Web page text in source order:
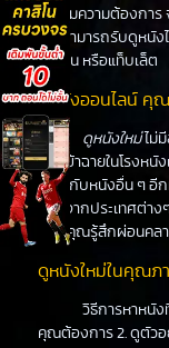
ได้ตามความต้องการ
คุณสามารถรับดูหนัง
ร์ทโฟน หรือแท็บเล็ต
ดูหนังออนไลน์ คุ
ดูหนังใหม่ไม่มี
ที่จะเข้าฉายในโรงห
เดียวกับหนังอื่น ๆ อีก
หนังจากประเทศต่า
ทำให้คุณรู้สึกผ่อนค
ดูหนังใหม่ในคุณภ
วิธีการหาหนั
คุณต้องการ 2. ดูตัวอ